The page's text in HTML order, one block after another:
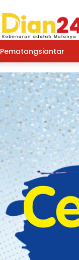
Pematangsiantar